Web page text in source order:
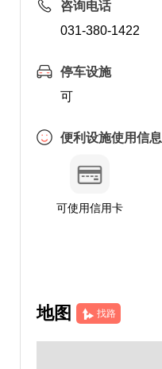
咨询电话
031-380-1422
停车设施
可
便利设施使用信息
可使用信用卡
地图 找路